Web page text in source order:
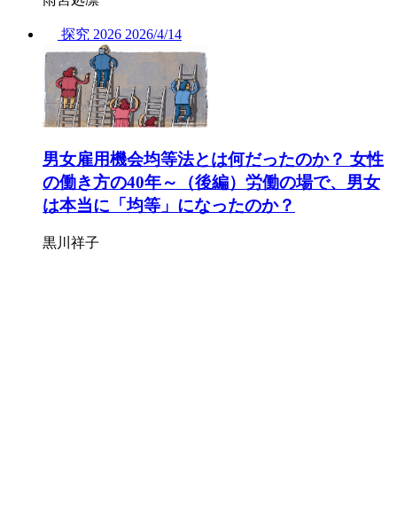
探究 2026 2026/4/14
男女雇用機会均等法とは何だったのか？ 女性
の働き方の40年～（後編）労働の場で、男女
は本当に「均等」になったのか？
黒川祥子